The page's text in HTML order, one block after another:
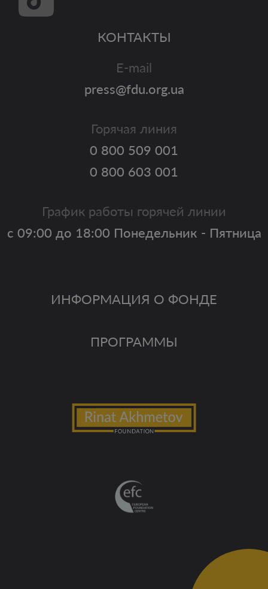
ИНФОРМАЦИЯ О ФОНДЕ
ПРОГРАММЫ
КОНТАКТЫ
E-mail
press@fdu.org.ua
Горячая линия
0 800 509 001
0 800 603 001
График работы горячей линии
с 09:00 до 18:00 Понедельник - Пятница